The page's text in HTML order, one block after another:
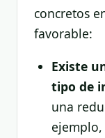
concretos
favorable:
Existe
tipo de
una